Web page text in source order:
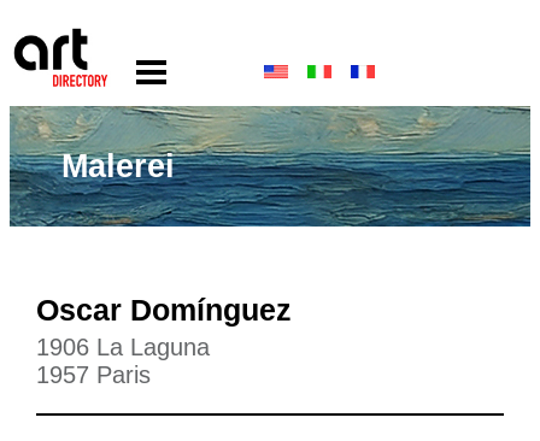
Malerei
Oscar Domínguez
1906 La Laguna
1957 Paris